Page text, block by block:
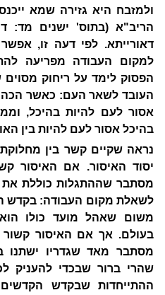
ולמזבח היא גזירה שמא
הריב"א (בתוס' ישנים מד:
דאורייתא. לפי דעה זו,
למקום העבודה מפריעה
הפסוק לימד על ריחוק מסוים
העובד לשאר העם: כאשר
אסור לעם להיות בהיכל,
בהיכל אסור לעם להיות בין
נראה שקיים קשר בין
יסוד האיסור. אם האיסור
מסתבר שההתגלות כוללת את
לשאלת מקום העבודה: בקדש
משום שאהל מועד כולו
בעולם. אך אם האיסור קשור
מסתבר מאד שגדריו ישתנו
שהרי ברור שבכדי להעניק
ההתייחדות שבקדש